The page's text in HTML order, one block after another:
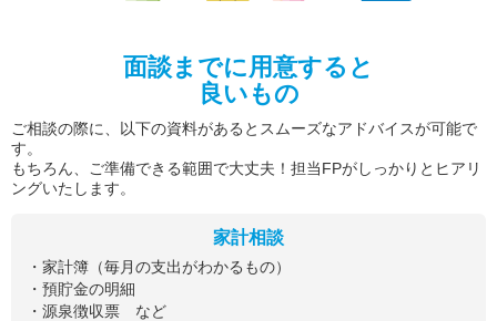
面談までに用意すると
良いもの
ご相談の際に、以下の資料があるとスムーズなアドバイスが可能で
す。
もちろん、ご準備できる範囲で大丈夫！担当FPがしっかりとヒアリ
ングいたします。
家計相談
・家計簿（毎月の支出がわかるもの）
・預貯金の明細
・源泉徴収票 など